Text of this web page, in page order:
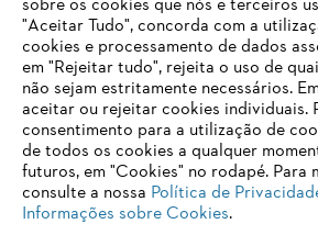
Impressão Política de privacidade
Termos e condições gerais
sobre os cookies que nós e terceiros
"Aceitar Tudo", concorda com a
cookies e processamento de dados
em "Rejeitar tudo", rejeita o uso de
não sejam estritamente necessários.
aceitar ou rejeitar cookies individuais.
consentimento para a utilização de
de todos os cookies a qualquer
futuros, em "Cookies" no rodapé. Para
consulte a nossa Política de
Informações sobre Cookies.